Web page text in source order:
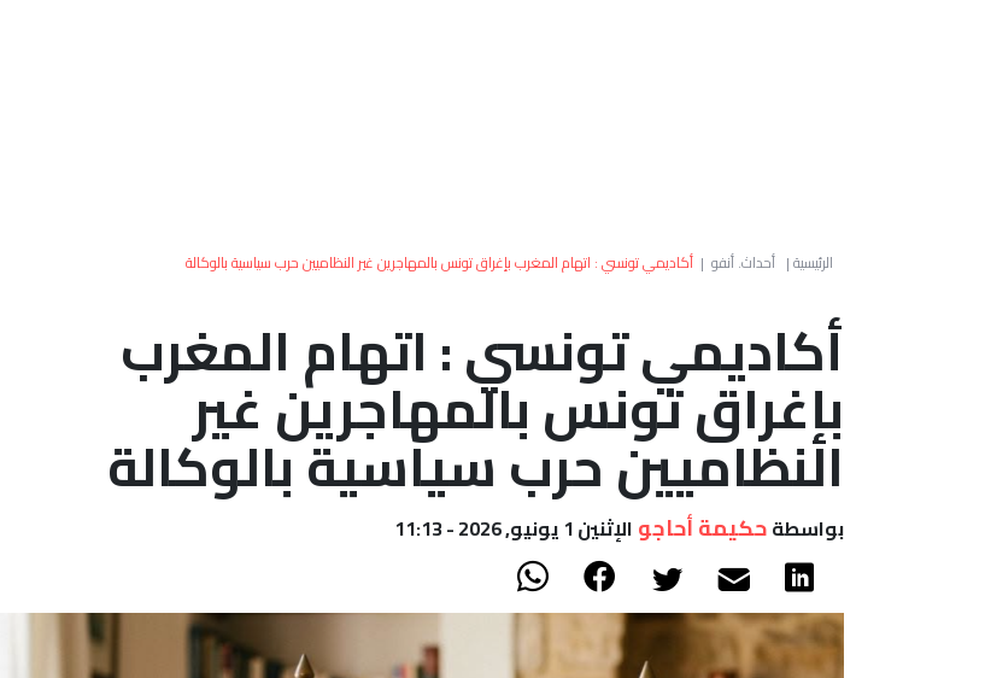
الرئيسية| أحداث. أنفو | أكاديمي تونسي : اتهام المغرب بإغراق تونس بالمهاجرين غير النظاميين حرب سياسية بالوكالة
أكاديمي تونسي : اتهام المغرب
بإغراق تونس بالمهاجرين غير
النظاميين حرب سياسية بالوكالة
بواسطةحكيمة أحاجو الإثنين 1 يونيو, 2026 - 11:13